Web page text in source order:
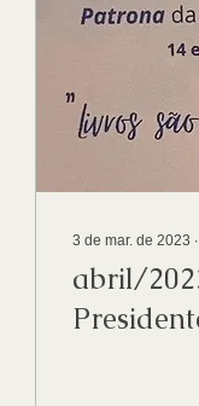
3 de mar. de 2023 ∙
abril/